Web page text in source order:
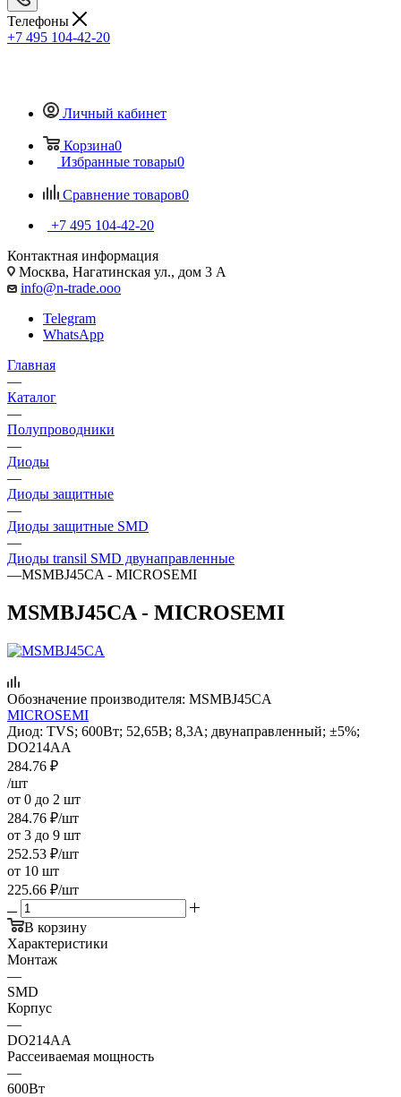
Телефоны
+7 495 104-42-20
Личный кабинет
Корзина0
Избранные товары0
Сравнение товаров0
+7 495 104-42-20
Контактная информация
Москва, Нагатинская ул., дом 3 А
info@n-trade.ooo
Telegram
WhatsApp
Главная
—
Каталог
—
Полупроводники
—
Диоды
—
Диоды защитные
—
Диоды защитные SMD
—
Диоды transil SMD двунаправленные
—MSMBJ45CA - MICROSEMI
MSMBJ45CA - MICROSEMI
Обозначение производителя: MSMBJ45CA
MICROSEMI
Диод: TVS; 600Вт; 52,65В; 8,3А; двунаправленный; ±5%;
DO214AA
284.76 ₽
/шт
от 0 до 2 шт
284.76 ₽/шт
от 3 до 9 шт
252.53 ₽/шт
от 10 шт
225.66 ₽/шт
В корзину
Характеристики
Монтаж
—
SMD
Корпус
—
DO214AA
Рассеиваемая мощность
—
600Вт